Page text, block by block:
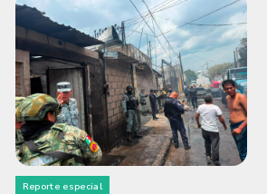
Reporte especial